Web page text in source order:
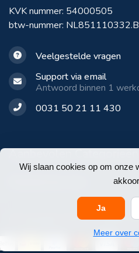
Wij slaan cookies op om onze
Ja
Meer over
KVK nummer: 54000505
btw-nummer:
Veelgestelde vragen
Support via email
Antwoord binnen 1
0031 50 21 11 430
© Copyright 2026 E-